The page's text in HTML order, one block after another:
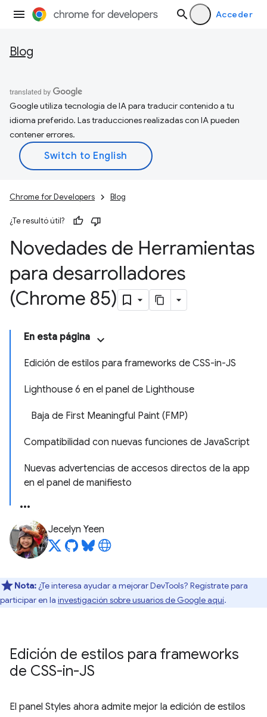
Acceder
Blog
Google utiliza tecnología de IA para traducir contenido a tu
idioma preferido. Las traducciones realizadas con IA pueden
contener errores.
Chrome for Developers Blog
¿Te resultó útil?
Novedades de Herramientas
para desarrolladores
(Chrome 85)
En esta página
Edición de estilos para frameworks de CSS-in-JS
Lighthouse 6 en el panel de Lighthouse
Baja de First Meaningful Paint (FMP)
Compatibilidad con nuevas funciones de JavaScript
Nuevas advertencias de accesos directos de la app
en el panel de manifiesto
Jecelyn Yeen
Nota: ¿Te interesa ayudar a mejorar DevTools? Regístrate para
participar en la investigación sobre usuarios de Google aquí.
Edición de estilos para frameworks
de CSS-in-JS
El panel Styles ahora admite mejor la edición de estilos